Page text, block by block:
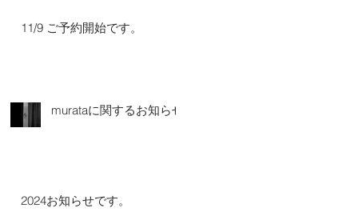
11/9 ご予約開始です。
murataに関するお知らせ
2024お知らせです。